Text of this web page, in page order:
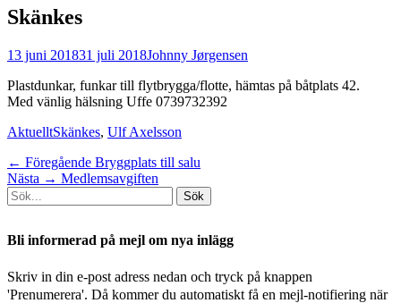
Skänkes
Postades
13 juni 201831 juli 2018Författare
Johnny Jørgensen
Plastdunkar, funkar till flytbrygga/flotte, hämtas på båtplats 42.
Med vänlig hälsning Uffe 0739732392
Kategorier
AktuelltTaggar
Skänkes, Ulf Axelsson
Inläggsnavigering
← Föregående Föregående
inlägg:
Bryggplats till salu
Nästa → Nästa
Medlemsavgiften
Sök
efter:
Bli informerad på mejl om nya inlägg
Skriv in din e-post adress nedan och tryck på knappen
'Prenumerera'. Då kommer du automatiskt få en mejl-notifiering när